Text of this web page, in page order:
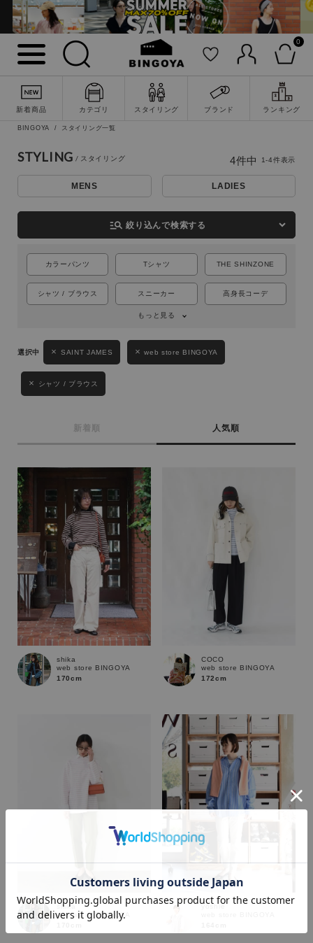
0
新着商品 カテゴリ スタイリング ブランド ランキング
詳細検索
キーワード
MENS KIDS
サイズ
ブランド
BINGOYA スタイリング一覧
STYLING
MENS LADIES
manage_search 絞り込んで検索する
カラーパンツ Tシャツ THE SHINZONE
シャツ / ブラウス スニーカー 高身長コーデ
もっと見る
SAINT JAMES web store BINGOYA
シャツ / ブラウス
新着順 人気順
4件中 1-4件表示
shika
web store BINGOYA
170cm
COCO
web store BINGOYA
172cm
shika
web store BINGOYA
yoshie